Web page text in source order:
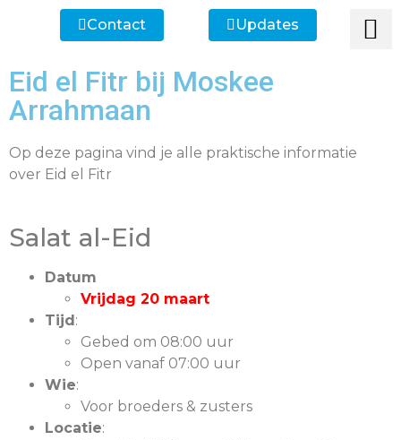
Contact Updates
Eid el Fitr bij Moskee
Arrahmaan
Op deze pagina vind je alle praktische informatie
over Eid el Fitr
Salat al-Eid
Datum
Vrijdag 20 maart
Tijd :
Gebed om 08:00 uur
Open vanaf 07:00 uur
Wie:
Voor broeders & zusters
Locatie: